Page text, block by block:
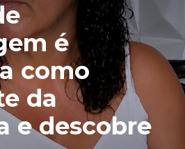
é
como
da
e descobre